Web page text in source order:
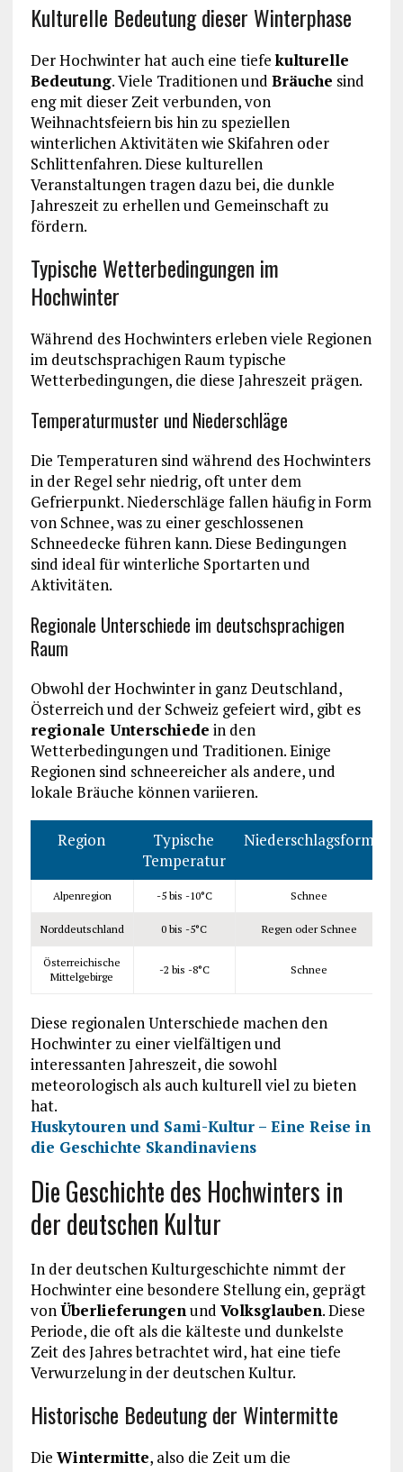
Kulturelle Bedeutung dieser Winterphase
Der Hochwinter hat auch eine tiefekulturelle
Bedeutung. Viele Traditionen und Bräuche sind
eng mit dieser Zeit verbunden, von
Weihnachtsfeiern bis hin zu speziellen
winterlichen Aktivitäten wie Skifahren oder
Schlittenfahren. Diese kulturellen
Veranstaltungen tragen dazu bei, die dunkle
Jahreszeit zu erhellen und Gemeinschaft zu
fördern.
Typische Wetterbedingungen im
Hochwinter
Während des Hochwinters erleben viele Regionen
im deutschsprachigen Raum typische
Wetterbedingungen, die diese Jahreszeit prägen.
Temperaturmuster und Niederschläge
Die Temperaturen sind während des Hochwinters
in der Regel sehr niedrig, oft unter dem
Gefrierpunkt. Niederschläge fallen häufig in Form
von Schnee, was zu einer geschlossenen
Schneedecke führen kann. Diese Bedingungen
sind ideal für winterliche Sportarten und
Aktivitäten.
Regionale Unterschiede im deutschsprachigen
Raum
Obwohl der Hochwinter in ganz Deutschland,
Österreich und der Schweiz gefeiert wird, gibt es
regionale Unterschiede in den
Wetterbedingungen und Traditionen. Einige
Regionen sind schneereicher als andere, und
lokale Bräuche können variieren.
Region
Typische
Temperatur
Niederschlagsform
Alpenregion -5 bis -10°C Schnee
Norddeutschland 0 bis -5°C Regen oder Schnee
Österreichische
Mittelgebirge
-2 bis -8°C Schnee
Diese regionalen Unterschiede machen den
Hochwinter zu einer vielfältigen und
interessanten Jahreszeit, die sowohl
meteorologisch als auch kulturell viel zu bieten
hat.
Huskytouren und Sami-Kultur – Eine Reise in
die Geschichte Skandinaviens
Die Geschichte des Hochwinters in
der deutschen Kultur
In der deutschen Kulturgeschichte nimmt der
Hochwinter eine besondere Stellung ein, geprägt
vonÜberlieferungenund Volksglauben. Diese
Periode, die oft als die kälteste und dunkelste
Zeit des Jahres betrachtet wird, hat eine tiefe
Verwurzelung in der deutschen Kultur.
Historische Bedeutung der Wintermitte
Die Wintermitte, also die Zeit um die